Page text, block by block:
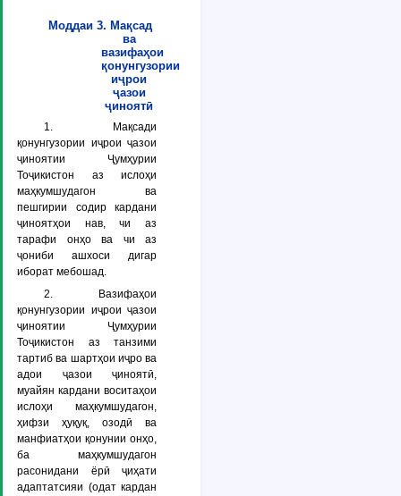
Моддаи 3. Мақсад
ва
вазифаҳои
қонунгузории
иҷрои
ҷазои
ҷиноятӣ
1. Мақсади
қонунгузории иҷрои ҷазои
ҷиноятии Ҷумҳурии
Тоҷикистон аз ислоҳи
маҳкумшудагон ва
пешгирии содир кардани
ҷиноятҳои нав, чи аз
тарафи онҳо ва чи аз
ҷониби ашхоси дигар
иборат мебошад.
2. Вазифаҳои
қонунгузории иҷрои ҷазои
ҷиноятии Ҷумҳурии
Тоҷикистон аз танзими
тартиб ва шартҳои иҷро ва
адои ҷазои ҷиноятӣ,
муайян кардани воситаҳои
ислоҳи маҳкумшудагон,
ҳифзи ҳуқуқ, озодӣ ва
манфиатҳои қонунии онҳо,
ба маҳкумшудагон
расонидани ёрӣ ҷиҳати
адаптатсияи (одат кардан